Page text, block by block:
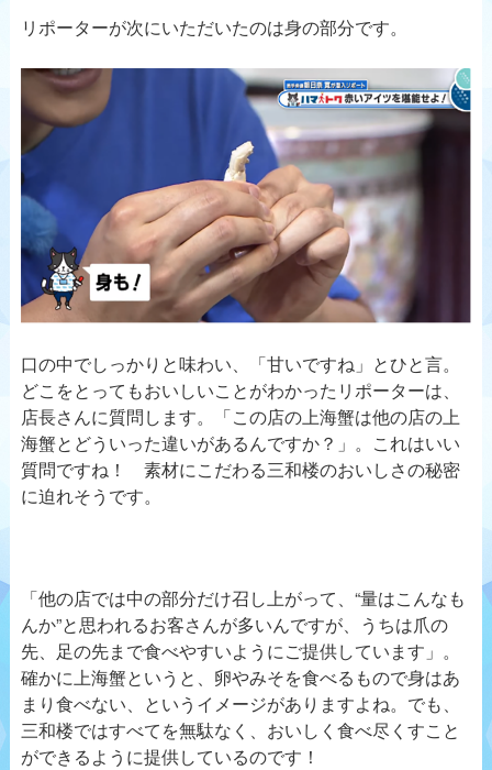
リポーターが次にいただいたのは身の部分です。
口の中でしっかりと味わい、「甘いですね」とひと言。
どこをとってもおいしいことがわかったリポーターは、
店長さんに質問します。「この店の上海蟹は他の店の上
海蟹とどういった違いがあるんですか？」。これはいい
質問ですね！ 素材にこだわる三和楼のおいしさの秘密
に迫れそうです。
「他の店では中の部分だけ召し上がって、“量はこんなも
んか”と思われるお客さんが多いんですが、うちは爪の
先、足の先まで食べやすいようにご提供しています」。
確かに上海蟹というと、卵やみそを食べるもので身はあ
まり食べない、というイメージがありますよね。でも、
三和楼ではすべてを無駄なく、おいしく食べ尽くすこと
ができるように提供しているのです！